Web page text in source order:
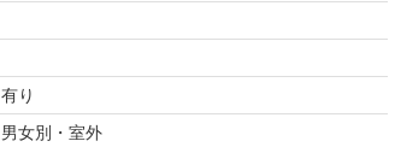
有り
男女別・室外